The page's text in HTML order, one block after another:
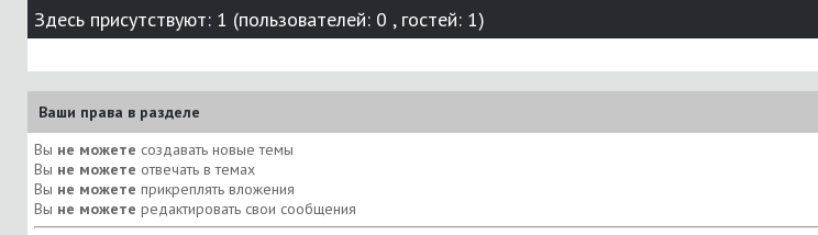
Здесь присутствуют: 1 (пользователей: 0 , гостей: 1)
Ваши права в разделе
Вы не можете создавать новые темы
Вы не можете отвечать в темах
Вы не можете прикреплять вложения
Вы не можете редактировать свои сообщения